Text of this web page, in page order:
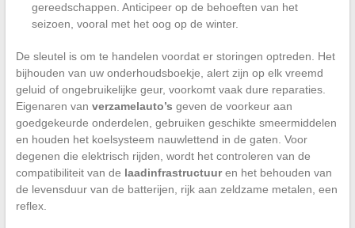
gereedschappen. Anticipeer op de behoeften van het
seizoen, vooral met het oog op de winter.
De sleutel is om te handelen voordat er storingen optreden. Het
bijhouden van uw onderhoudsboekje, alert zijn op elk vreemd
geluid of ongebruikelijke geur, voorkomt vaak dure reparaties.
Eigenaren van verzamelauto’s geven de voorkeur aan
goedgekeurde onderdelen, gebruiken geschikte smeermiddelen
en houden het koelsysteem nauwlettend in de gaten. Voor
degenen die elektrisch rijden, wordt het controleren van de
compatibiliteit van de laadinfrastructuuren het behouden van
de levensduur van de batterijen, rijk aan zeldzame metalen, een
reflex.